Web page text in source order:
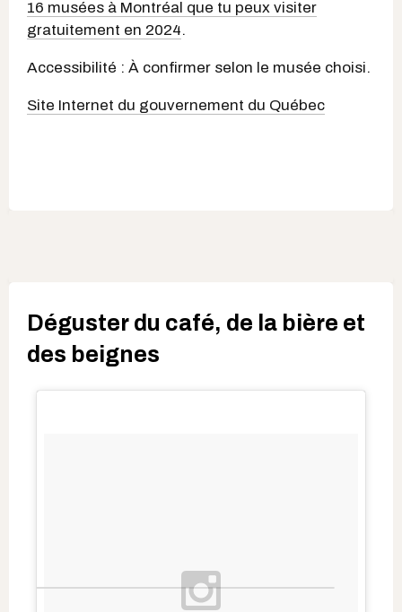
16 musées à Montréal que tu peux visiter
gratuitement en 2024.
Accessibilité : À confirmer selon le musée choisi.
Site Internet du gouvernement du Québec
Déguster du café, de la bière et
des beignes